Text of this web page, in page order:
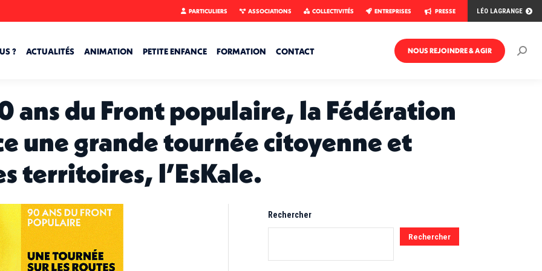
PARTICULIERS ASSOCIATIONS COLLECTIVITÉS ENTREPRISES PRESSE LÉO LAGRANGE
? ACTUALITÉS ANIMATION PETITE ENFANCE FORMATION CONTACT NOUS REJOINDRE & AGIR
ans du Front populaire, la Fédération
une grande tournée citoyenne et
territoires, l’EsKale.
Rechercher
Rechercher